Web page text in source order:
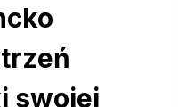
swojej